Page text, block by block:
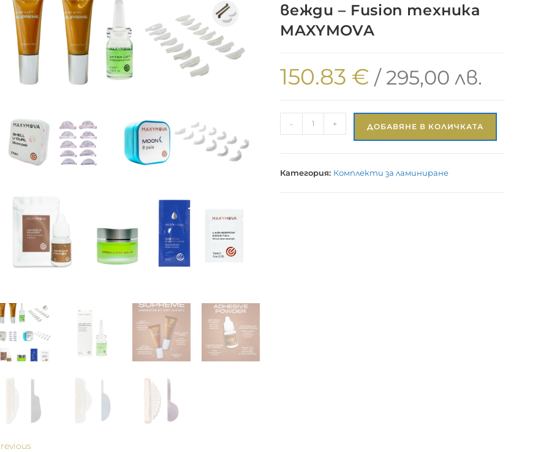
вежди – Fusion техника
MAXYMOVA
150.83 € / 295,00 лв.
- + ДОБАВЯНЕ В КОЛИЧКАТА
Категория: Комплекти за ламиниране